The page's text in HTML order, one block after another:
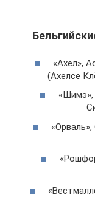
«Ахел»,
(Ахелсе